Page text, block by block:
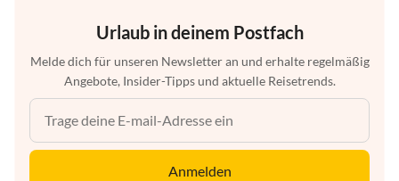
Urlaub in deinem Postfach
Melde dich für unseren Newsletter an und erhalte regelmäßig
Angebote, Insider-Tipps und aktuelle Reisetrends.
Anmelden